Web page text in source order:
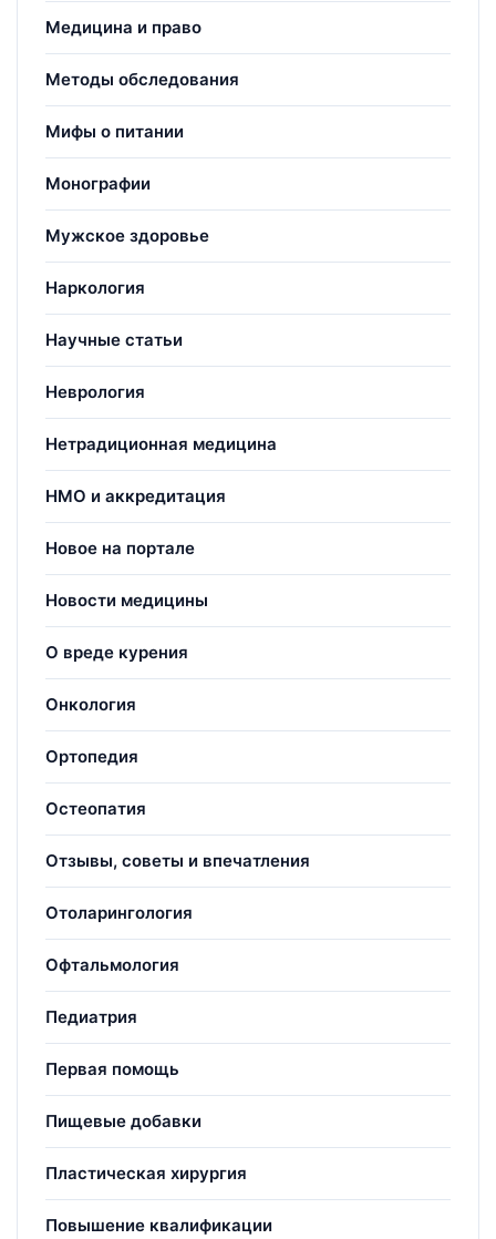
Медицина и право
Методы обследования
Мифы о питании
Монографии
Мужское здоровье
Наркология
Научные статьи
Неврология
Нетрадиционная медицина
НМО и аккредитация
Новое на портале
Новости медицины
О вреде курения
Онкология
Ортопедия
Остеопатия
Отзывы, советы и впечатления
Отоларингология
Офтальмология
Педиатрия
Первая помощь
Пищевые добавки
Пластическая хирургия
Повышение квалификации